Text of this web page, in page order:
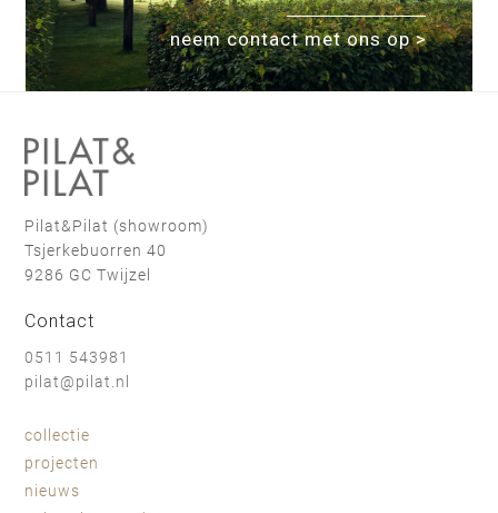
neem contact met ons op >
Pilat&Pilat (showroom)
Tsjerkebuorren 40
9286 GC Twijzel
Contact
0511 543981
pilat@pilat.nl
collectie
projecten
nieuws